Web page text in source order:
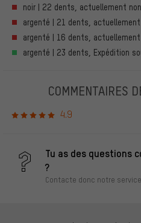
noir | 22 dents, actuellement
argenté | 21 dents, actuellement
argenté | 16 dents, actuellement
argenté | 23 dents, Expédition
COMMENTAIRES
4.9
Tu as des questions
?
Contacte donc notre